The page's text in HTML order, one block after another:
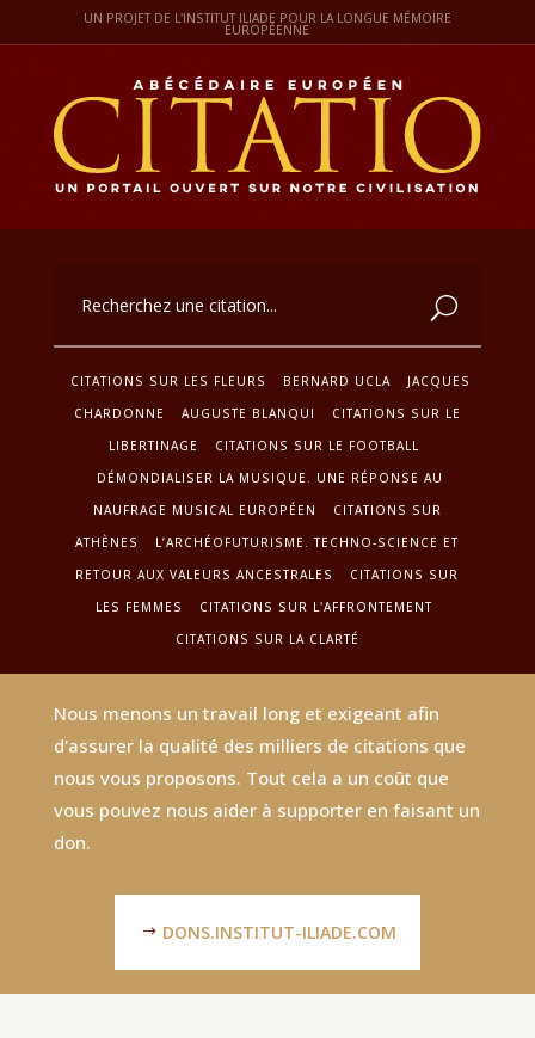
UN PROJET DE L'INSTITUT ILIADE POUR LA LONGUE MÉMOIRE
EUROPÉENNE
CITATIONS SUR LES FLEURS BERNARD UCLA
JACQUES
CHARDONNE
AUGUSTE BLANQUI
CITATIONS SUR LE
LIBERTINAGE
CITATIONS SUR LE FOOTBALL
DÉMONDIALISER LA MUSIQUE. UNE RÉPONSE AU
NAUFRAGE MUSICAL EUROPÉEN
CITATIONS SUR
ATHÈNES
L’ARCHÉOFUTURISME. TECHNO-SCIENCE ET
RETOUR AUX VALEURS ANCESTRALES
CITATIONS SUR
LES FEMMES
CITATIONS SUR L'AFFRONTEMENT
CITATIONS SUR LA CLARTÉ
Nous menons un travail long et exigeant afin
d'assurer la qualité des milliers de citations que
nous vous proposons. Tout cela a un coût que
vous pouvez nous aider à supporter en faisant un
don.
DONS.INSTITUT-ILIADE.COM